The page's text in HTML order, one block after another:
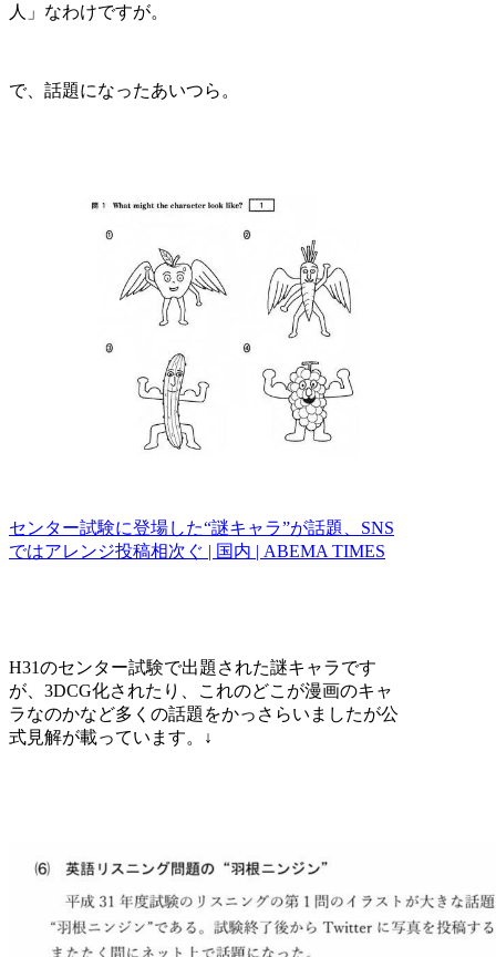
人」なわけですが。
で、話題になったあいつら。
センター試験に登場した“謎キャラ”が話題、SNS
ではアレンジ投稿相次ぐ | 国内 | ABEMA TIMES
H31のセンター試験で出題された謎キャラです
が、3DCG化されたり、これのどこが漫画のキャ
ラなのかなど多くの話題をかっさらいましたが公
式見解が載っています。↓